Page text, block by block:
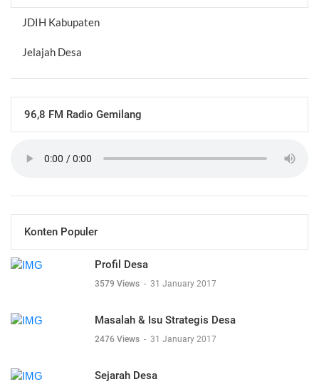
JDIH Kabupaten
Jelajah Desa
96,8 FM Radio Gemilang
Konten Populer
Profil Desa
3579 Views - 31 January 2017
Masalah & Isu Strategis Desa
2476 Views - 31 January 2017
Sejarah Desa